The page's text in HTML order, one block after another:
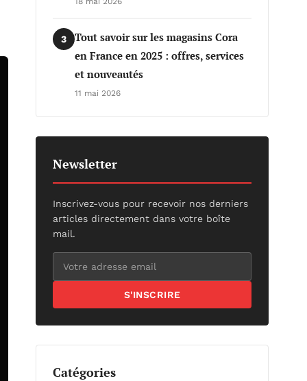
3
Tout savoir sur les magasins Cora
en France en 2025 : offres, services
et nouveautés
11 mai 2026
Newsletter
Inscrivez-vous pour recevoir nos derniers
articles directement dans votre boîte
mail.
S'INSCRIRE
Catégories